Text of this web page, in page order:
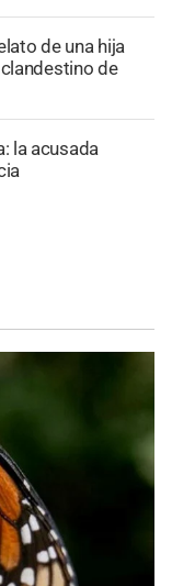
de una hija
de
la acusada